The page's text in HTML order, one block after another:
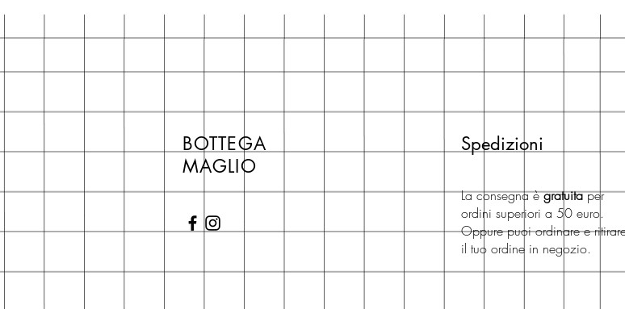
BOTTEGA
MAGLIO
Spedizioni
La consegna ègratuitaper
ordini superiori a 50 euro.
Oppure puoi ordinare e
il tuo ordine in negozio.